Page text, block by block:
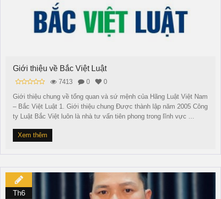
Giới thiệu về Bắc Việt Luật
7413 0
0
Giới thiệu chung về tổng quan và sứ mệnh của Hãng Luật Việt Nam
– Bắc Việt Luật 1. Giới thiệu chung Được thành lập năm 2005 Công
ty Luật Bắc Việt luôn là nhà tư vấn tiên phong trong lĩnh vực ...
Xem thêm
Th6